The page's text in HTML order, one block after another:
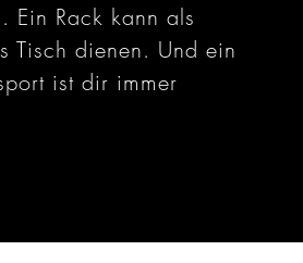
Ein Rack kann als
Tisch dienen. Und ein
ist dir immer